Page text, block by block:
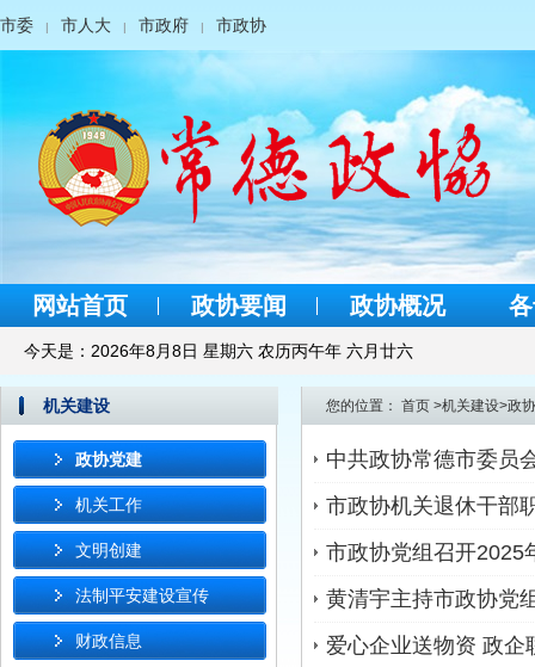
市委 | 市人大 | 市政府 | 市政协
网站首页 政协要闻 政协概况
今天是： 2026年8月8日 星期六 农历丙午年 六月廿六
机关建设
政协党建
机关工作
文明创建
法制平安建设宣传
财政信息
您的位置： 首页 >机关建设>政
中共政协常德市委员
市政协机关退休干部
市政协党组召开2025
黄清宇主持市政协党
爱心企业送物资 政企